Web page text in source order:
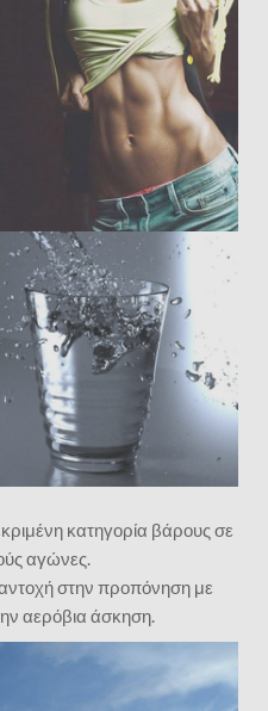
κατηγορία βάρους σε
αγώνες.
στην προπόνηση με
αερόβια άσκηση.